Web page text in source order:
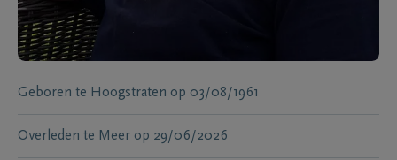
Geboren te Hoogstraten op 03/08/1961
Overleden te Meer op 29/06/2026